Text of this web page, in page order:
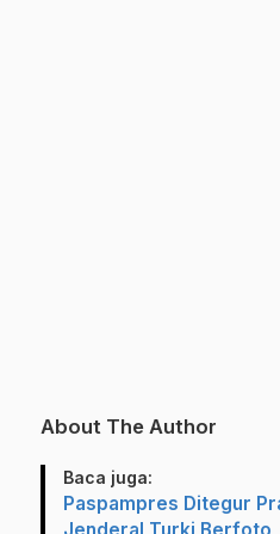
About The Author
Baca juga:
Paspampres Ditegur